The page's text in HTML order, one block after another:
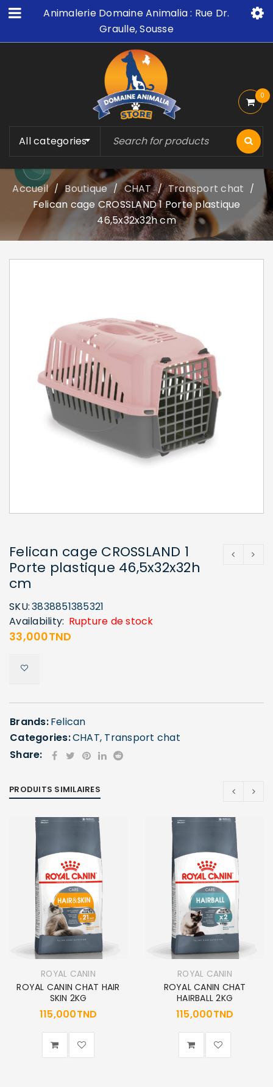
Animalerie Domaine Animalia : Rue Dr.
Graulle, Sousse
All categories
0
Accueil / Boutique / CHAT / Transport chat /
Felican cage CROSSLAND 1 Porte plastique
46,5x32x32h cm
Felican cage CROSSLAND 1
Porte plastique 46,5x32x32h
cm
SKU:3838851385321
Availability: Rupture de stock
33,000TND
Brands:Felican
Categories:CHAT, Transport chat
Share:
PRODUITS SIMILAIRES
ROYAL CANIN
ROYAL CANIN CHAT HAIR
SKIN 2KG
115,000TND
ROYAL CANIN
ROYAL CANIN CHAT
HAIRBALL 2KG
115,000TND